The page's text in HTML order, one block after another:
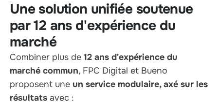
Une solution unifiée soutenue
par 12 ans d'expérience du
marché
Combiner plus de 12 ans d'expérience du
marché commun, FPC Digital et Bueno
proposent une un service modulaire, axé sur les
résultats avec :